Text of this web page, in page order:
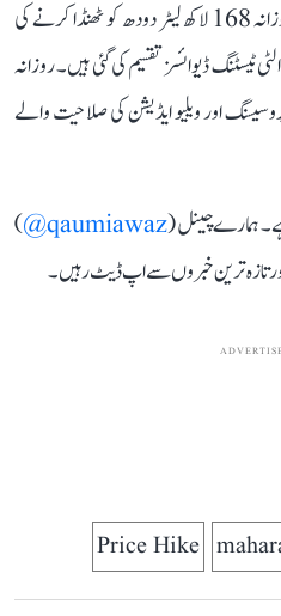
مضبوط کیا گیا ہے۔ اس کے ساتھ ہی روزانہ 168 لاکھ لیٹر دودھ کو ٹھنڈا کرنے کی
تیار کی گئی ہے اور 76748 کوالٹی ٹیسٹنگ ڈیوائسز تقسیم کی گئی ہیں۔ روزانہ
دودھ کی پروسیسنگ اور ویلیو ایڈیشن کی صلاحیت والے
ہمارے چینل (qaumiawaz@
)
تازہ ترین خبروں سے اپ ڈیٹ رہیں۔
Price Hike